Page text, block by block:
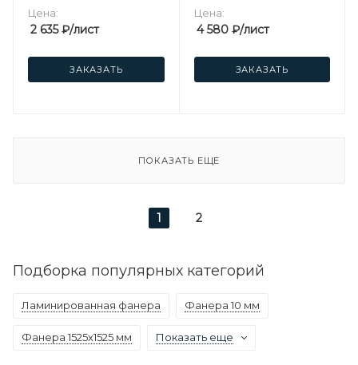
Цена:
2 635₽/лист
ЗАКАЗАТЬ
Цена:
4 580₽/лист
ЗАКАЗАТЬ
ПОКАЗАТЬ ЕЩЕ
1 2
Подборка популярных категорий
Ламинированная фанера Фанера 10 мм
Фанера 1525х1525 мм Показать еще